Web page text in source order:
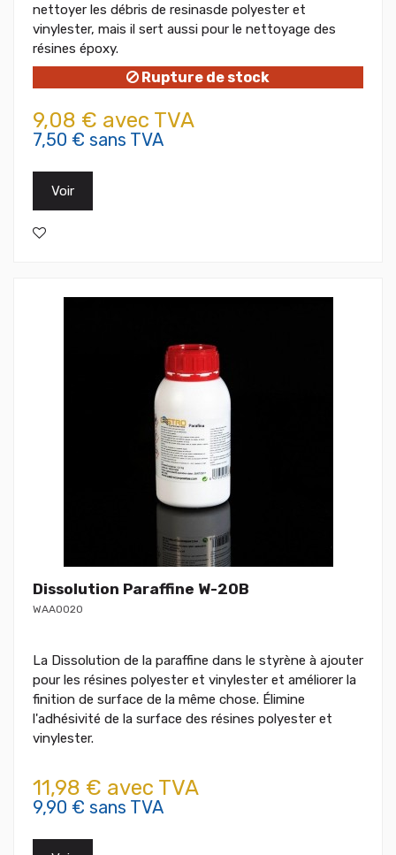
nettoyer les débris de resinasde polyester et
vinylester, mais il sert aussi pour le nettoyage des
résines époxy.
Rupture de stock
9,08 € avec TVA
7,50 € sans TVA
Voir
Dissolution Paraffine W-20B
WAA0020
La Dissolution de la paraffine dans le styrène à ajouter
pour les résines polyester et vinylester et améliorer la
finition de surface de la même chose. Élimine
l'adhésivité de la surface des résines polyester et
vinylester.
11,98 € avec TVA
9,90 € sans TVA